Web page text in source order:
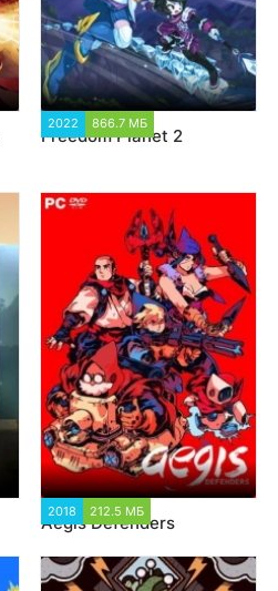
2022 866.7 МБ
Freedom Planet 2
2018 212.5 МБ
Aegis Defenders